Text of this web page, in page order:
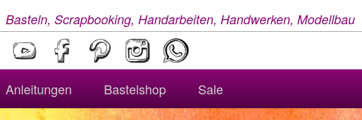
Basteln, Scrapbooking, Handarbeiten, Handwerken, Modellbau
Anleitungen Bastelshop Sale